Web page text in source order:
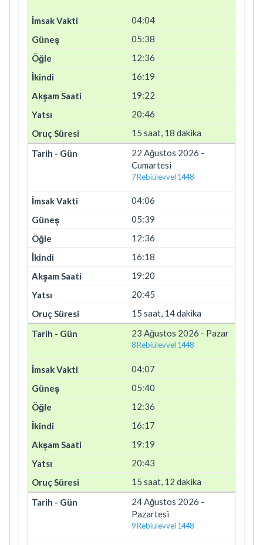
04:04
05:38
12:36
16:19
19:22
20:46
15 saat, 18 dakika
22 Ağustos 2026 -
Cumartesi
7 Rebiülevvel 1448
04:06
05:39
12:36
16:18
19:20
20:45
15 saat, 14 dakika
23 Ağustos 2026 - Pazar
8 Rebiülevvel 1448
04:07
05:40
12:36
16:17
19:19
20:43
15 saat, 12 dakika
24 Ağustos 2026 -
Pazartesi
9 Rebiülevvel 1448